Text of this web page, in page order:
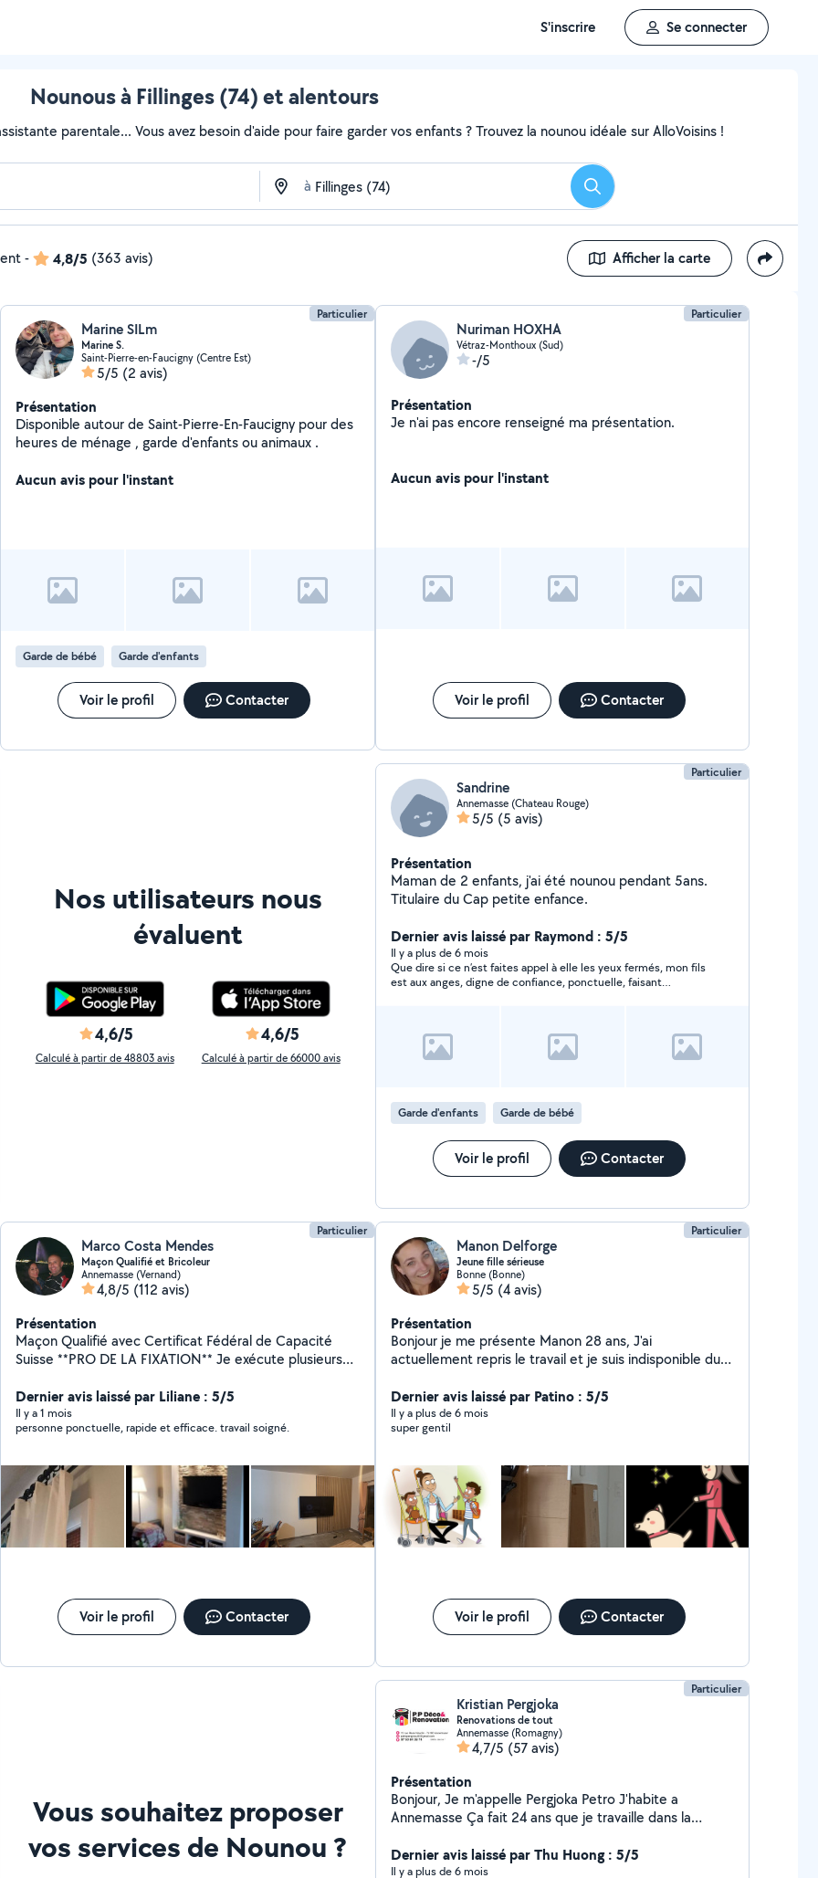
S'inscrire Se connecter
Nounous à Fillinges (74) et alentours
parentale... Vous avez besoin d'aide pour faire garder vos enfants ? Trouvez la nounou idéale sur AlloVoisins !
à Rechercher
- 4,8/5 (363 avis) Afficher la carte
Particulier
Marine SILm
Marine S.
Saint-Pierre-en-Faucigny (Centre Est)
5/5 (2 avis)
Présentation
Disponible autour de Saint-Pierre-En-Faucigny pour des
heures de ménage , garde d'enfants ou animaux .
Aucun avis pour l'instant
Garde de bébé Garde d'enfants
Voir le profil Contacter
Particulier
Nuriman HOXHA
Vétraz-Monthoux (Sud)
-/5
Présentation
Je n'ai pas encore renseigné ma présentation.
Aucun avis pour l'instant
Voir le profil Contacter
Nos utilisateurs nous
évaluent
4,6/5
Calculé à partir de 48803 avis
4,6/5
Calculé à partir de 66000 avis
Particulier
Sandrine
Annemasse (Chateau Rouge)
5/5 (5 avis)
Présentation
Maman de 2 enfants, j'ai été nounou pendant 5ans.
Titulaire du Cap petite enfance.
Dernier avis laissé par Raymond : 5/5
Il y a plus de 6 mois
Que dire si ce n’est faites appel à elle les yeux fermés, mon fils
est aux anges, digne de confiance, ponctuelle, faisant
Garde d'enfants Garde de bébé
Voir le profil Contacter
Particulier
Marco Costa Mendes
Maçon Qualifié et Bricoleur
Annemasse (Vernand)
4,8/5 (112 avis)
Présentation
Maçon Qualifié avec Certificat Fédéral de Capacité
Suisse **PRO DE LA FIXATION** Je exécute plusieurs
béton/placo * Fixation support mural pour tv * Fixation
de luminaires * Fixation de ventilateur * Fixation miroir à
Led * Fixation Pare-Baignoire * Etc -------------BIEN
PROPRE
Dernier avis laissé par Liliane : 5/5
Il y a 1 mois
personne ponctuelle, rapide et efficace. travail soigné.
Voir le profil Contacter
Particulier
Manon Delforge
Jeune fille sérieuse
Bonne (Bonne)
5/5 (4 avis)
Présentation
Bonjour je me présente Manon 28 ans, J'ai
actuellement repris le travail et je suis indisponible du
Dernier avis laissé par Patino : 5/5
Il y a plus de 6 mois
super gentil
Voir le profil Contacter
Vous souhaitez proposer
vos services de Nounou ?
Particulier
Kristian Pergjoka
Renovations de tout
Annemasse (Romagny)
4,7/5 (57 avis)
Présentation
Bonjour, Je m'appelle Pergjoka Petro J'habite a
Annemasse Ça fait 24 ans que je travaille dans la
sharp, volets, je fait tous qui dans la renovation. Mon
bute c'est de satisfaire mes clients et faire un bon
Dernier avis laissé par Thu Huong : 5/5
Il y a plus de 6 mois